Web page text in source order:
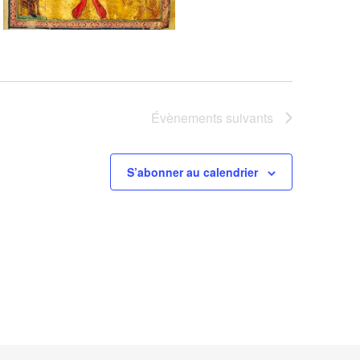
Évènements suivants
S’abonner au calendrier